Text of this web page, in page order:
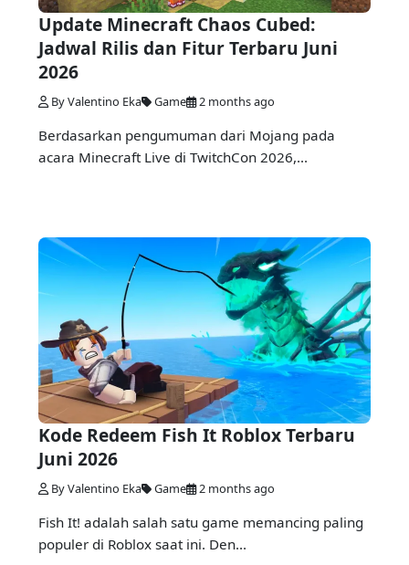
Update Minecraft Chaos Cubed:
Jadwal Rilis dan Fitur Terbaru Juni
2026
By Valentino Eka Game 2 months ago
Berdasarkan pengumuman dari Mojang pada
acara Minecraft Live di TwitchCon 2026,...
Kode Redeem Fish It Roblox Terbaru
Juni 2026
By Valentino Eka Game 2 months ago
Fish It! adalah salah satu game memancing paling
populer di Roblox saat ini. Den...